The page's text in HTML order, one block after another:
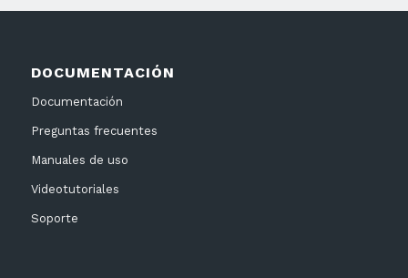
DOCUMENTACIÓN
Documentación
Preguntas frecuentes
Manuales de uso
Videotutoriales
Soporte